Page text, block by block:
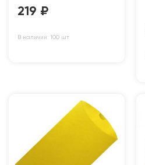
219 ₽
В наличии: 100 шт